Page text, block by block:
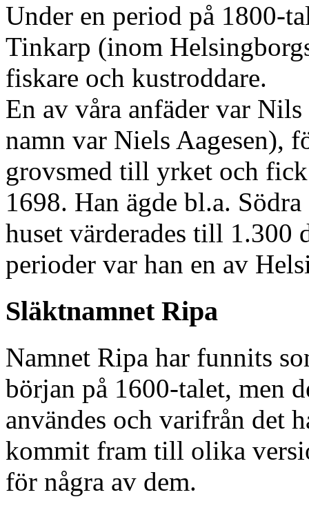
Under en period på 1800-
Tinkarp (inom
fiskare och kustroddare.
En av våra anfäder var
namn var Niels Aagesen),
grovsmed till yrket och
1698. Han ägde bl.a.
huset värderades till 1.300
perioder var han en av
Släktnamnet Ripa
Namnet Ripa har funnits
början på 1600-talet, men
användes och varifrån det
kommit fram till olika
för några av dem.